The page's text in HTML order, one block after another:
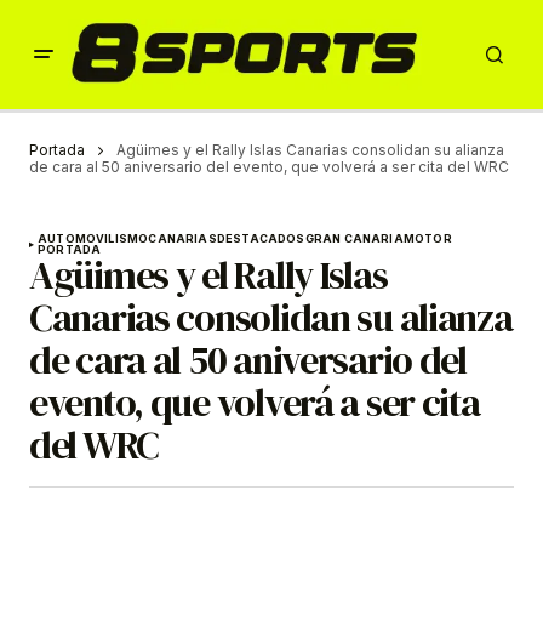
Portada
Agüimes y el Rally Islas Canarias consolidan su alianza
de cara al 50 aniversario del evento, que volverá a ser cita del WRC
AUTOMOVILISMOCANARIASDESTACADOSGRAN CANARIAMOTOR
PORTADA
Agüimes y el Rally Islas
Canarias consolidan su alianza
de cara al 50 aniversario del
evento, que volverá a ser cita
del WRC